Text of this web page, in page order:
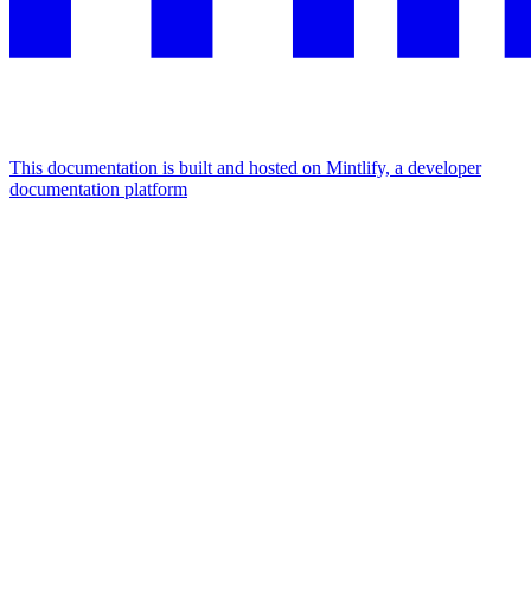
This documentation is built and hosted on Mintlify, a developer
documentation platform